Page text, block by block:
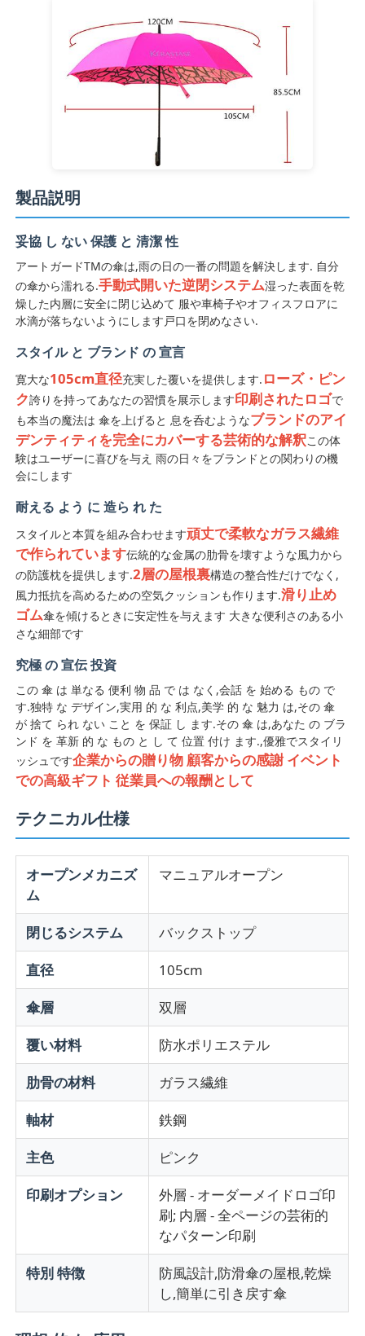
ウォーキング の 傘
防風傘
オートマティック オープン 傘
逆の傘
木製 の 手柄 の 傘
紫外線 に 耐える 傘
子供用傘
ビーチ パラソル
クリエイティブな傘
製品説明
妥協 し ない 保護 と 清潔 性
アートガードTMの傘は,雨の日の一番の問題を解決します. 自分
の傘から濡れる.手動式開いた逆閉システム湿った表面を乾
燥した内層に安全に閉じ込めて 服や車椅子やオフィスフロアに
水滴が落ちないようにします戸口を閉めなさい.
スタイル と ブランド の 宣言
寛大な105cm直径充実した覆いを提供します. ローズ・ピン
ク誇りを持ってあなたの習慣を展示します印刷されたロゴで
も本当の魔法は 傘を上げると 息を呑むようなブランドのアイ
デンティティを完全にカバーする芸術的な解釈この体
験はユーザーに喜びを与え 雨の日々をブランドとの関わりの機
会にします
耐える よう に 造ら れ た
スタイルと本質を組み合わせます頑丈で柔軟なガラス繊維
で作られています伝統的な金属の肋骨を壊すような風力から
の防護枕を提供します.2層の屋根裏構造の整合性だけでなく,
風力抵抗を高めるための空気クッションも作ります.滑り止め
ゴム傘を傾けるときに安定性を与えます 大きな便利さのある小
さな細部です
究極 の 宣伝 投資
この 傘 は 単なる 便利 物 品 で は なく,会話 を 始める もの で
す.独特 な デザイン,実用 的 な 利点,美学 的 な 魅力 は,その 傘
が 捨て られ ない こと を 保証 し ます.その 傘 は,あなた の ブラ
ンド を 革新 的 な もの と し て 位置 付け ます.,優雅でスタイリ
ッシュです企業からの贈り物 顧客からの感謝 イベント
での高級ギフト 従業員への報酬として
テクニカル仕様
オープンメカニズ
ム
マニュアルオープン
閉じるシステム
バックストップ
直径
105cm
傘層
双層
覆い材料
防水ポリエステル
肋骨の材料
ガラス繊維
軸材
鉄鋼
主色
ピンク
印刷オプション
外層 - オーダーメイドロゴ印
刷; 内層 - 全ページの芸術的
なパターン印刷
特別 特徴
防風設計,防滑傘の屋根,乾燥
し,簡単に引き戻す傘